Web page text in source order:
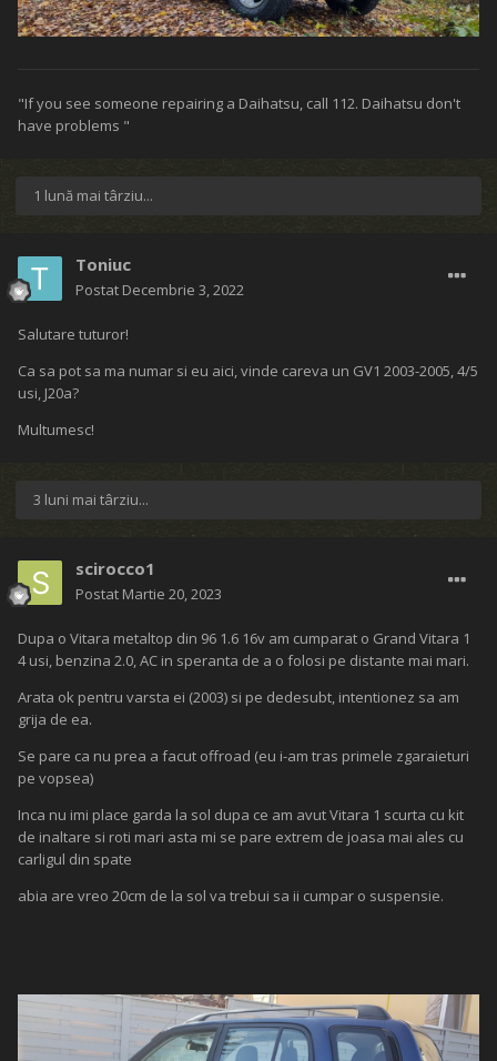
"If you see someone repairing a Daihatsu, call 112. Daihatsu don't
have problems "
1 lună mai târziu...
Toniuc
Postat Decembrie 3, 2022
Salutare tuturor!
Ca sa pot sa ma numar si eu aici, vinde careva un GV1 2003-2005, 4/5
usi, J20a?
Multumesc!
3 luni mai târziu...
scirocco1
Postat Martie 20, 2023
Dupa o Vitara metaltop din 96 1.6 16v am cumparat o Grand Vitara 1
4 usi, benzina 2.0, AC in speranta de a o folosi pe distante mai mari.
Arata ok pentru varsta ei (2003) si pe dedesubt, intentionez sa am
grija de ea.
Se pare ca nu prea a facut offroad (eu i-am tras primele zgaraieturi
pe vopsea)
Inca nu imi place garda la sol dupa ce am avut Vitara 1 scurta cu kit
de inaltare si roti mari asta mi se pare extrem de joasa mai ales cu
carligul din spate
abia are vreo 20cm de la sol va trebui sa ii cumpar o suspensie.